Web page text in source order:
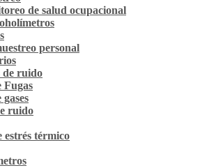
de salud ocupacional
personal
de ruido
Fugas
ruido
estrés térmico